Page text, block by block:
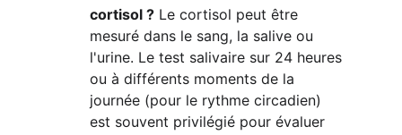
cortisol ? Le cortisol peut être
mesuré dans le sang, la salive ou
l'urine. Le test salivaire sur 24 heures
ou à différents moments de la
journée (pour le rythme circadien)
est souvent privilégié pour évaluer